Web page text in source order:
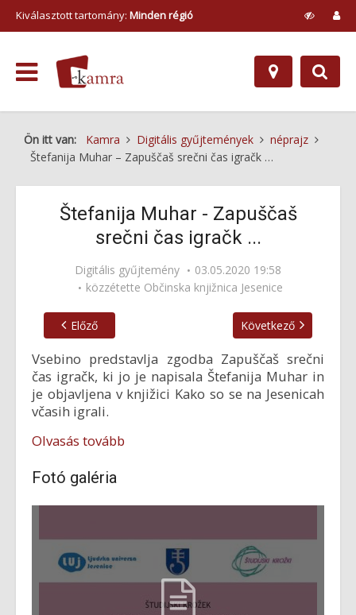
Kiválasztott tartomány: Minden régió
Ön itt van: Kamra Digitális gyűjtemények
néprajz
Štefanija Muhar – Zapuščaš srečni čas igračk …
Štefanija Muhar - Zapuščaš
srečni čas igračk ...
Digitális gyűjtemény
03.05.2020 19:58
közzétette Občinska knjižnica Jesenice
Előző Következő
Vsebino predstavlja zgodba Zapuščaš srečni
čas igračk, ki jo je napisala Štefanija Muhar in
je objavljena v knjižici Kako so se na Jesenicah
včasih igrali.
Olvasás tovább
Fotó galéria